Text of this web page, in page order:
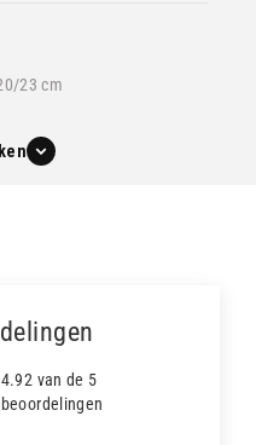
23 cm
4.92 van de 5